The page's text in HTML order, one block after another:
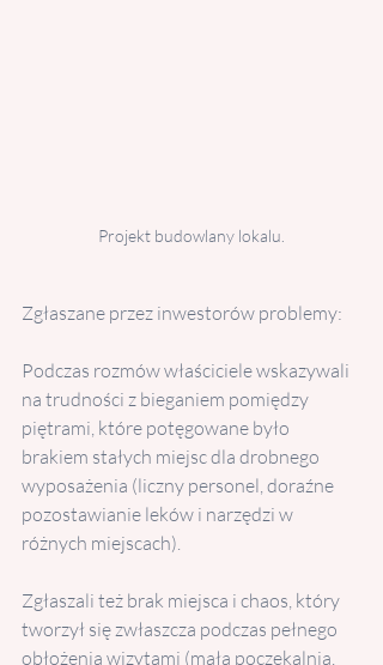
Projekt budowlany lokalu.
Zgłaszane przez inwestorów problemy:
Podczas rozmów właściciele wskazywali
na trudności z bieganiem pomiędzy
piętrami, które potęgowane było
brakiem stałych miejsc dla drobnego
wyposażenia (liczny personel, doraźne
pozostawianie leków i narzędzi w
różnych miejscach).
Zgłaszali też brak miejsca i chaos, który
tworzył się zwłaszcza podczas pełnego
obłożenia wizytami (mała poczekalnia,